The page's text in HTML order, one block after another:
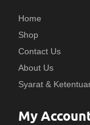
Home
Shop
Contact Us
About Us
Syarat &
My